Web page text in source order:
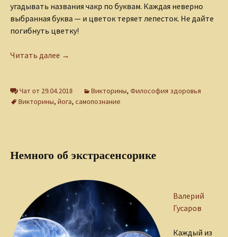
угадывать названия чакр по буквам. Каждая неверно
выбранная буква — и цветок теряет лепесток. Не дайте
погибнуть цветку!
Читать далее Викторина «Чакры»
→
Чат от 29.04.2018 Викторины, Философия здоровья
Викторины, йога, самопознание
Немного об экстрасенсорике
Валерий
Гусаров
Каждый из